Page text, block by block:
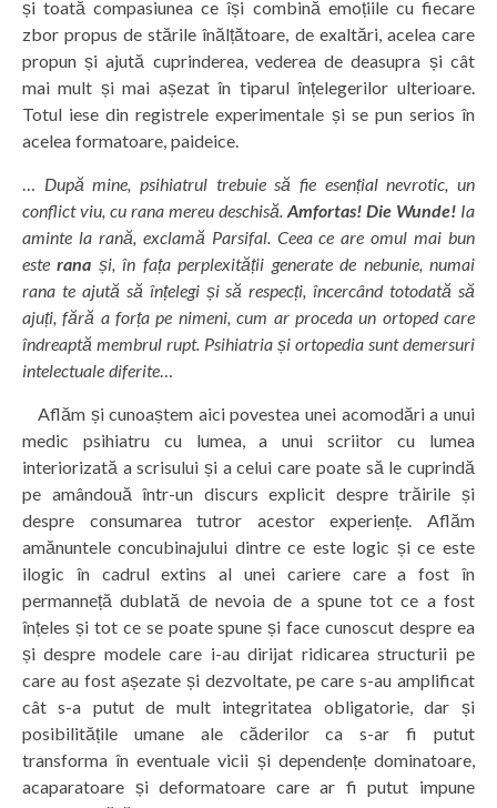
și toată compasiunea ce își combină emoțiile cu fiecare
zbor propus de stările înălțătoare, de exaltări, acelea care
propun și ajută cuprinderea, vederea de deasupra și cât
mai mult și mai așezat în tiparul înțelegerilor ulterioare.
Totul iese din registrele experimentale și se pun serios în
acelea formatoare, paideice.
… După mine, psihiatrul trebuie să fie esențial nevrotic, un
conflict viu, cu rana mereu deschisă. Amfortas! Die Wunde! Ia
aminte la rană, exclamă Parsifal. Ceea ce are omul mai bun
esterana și, în fața perplexității generate de nebunie, numai
rana te ajută să înțelegi și să respecți, încercând totodată să
ajuți, fără a forța pe nimeni, cum ar proceda un ortoped care
îndreaptă membrul rupt. Psihiatria și ortopedia sunt demersuri
intelectuale diferite…
Aflăm și cunoaștem aici povestea unei acomodări a unui
medic psihiatru cu lumea, a unui scriitor cu lumea
interiorizată a scrisului și a celui care poate să le cuprindă
pe amândouă într-un discurs explicit despre trăirile și
despre consumarea tutror acestor experiențe. Aflăm
amănuntele concubinajului dintre ce este logic și ce este
ilogic în cadrul extins al unei cariere care a fost în
permanneță dublată de nevoia de a spune tot ce a fost
înțeles și tot ce se poate spune și face cunoscut despre ea
și despre modele care i-au dirijat ridicarea structurii pe
care au fost așezate și dezvoltate, pe care s-au amplificat
cât s-a putut de mult integritatea obligatorie, dar și
posibilitățile umane ale căderilor ca s-ar fi putut
transforma în eventuale vicii și dependențe dominatoare,
acaparatoare și deformatoare care ar fi putut impune